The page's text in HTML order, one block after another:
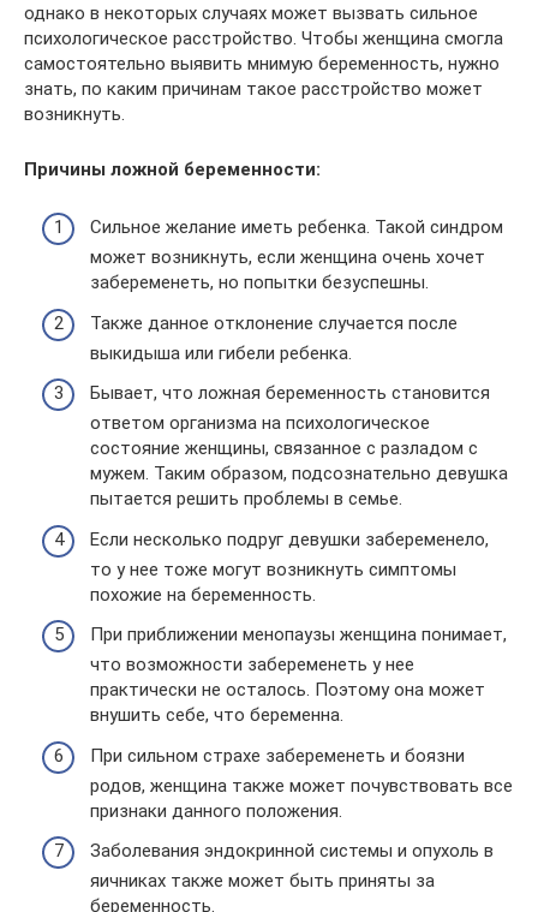
однако в некоторых случаях может вызвать сильное
психологическое расстройство. Чтобы женщина смогла
самостоятельно выявить мнимую беременность, нужно
знать, по каким причинам такое расстройство может
возникнуть.
Причины ложной беременности:
Сильное желание иметь ребенка. Такой синдром
может возникнуть, если женщина очень хочет
забеременеть, но попытки безуспешны.
Также данное отклонение случается после
выкидыша или гибели ребенка.
Бывает, что ложная беременность становится
ответом организма на психологическое
состояние женщины, связанное с разладом с
мужем. Таким образом, подсознательно девушка
пытается решить проблемы в семье.
Если несколько подруг девушки забеременело,
то у нее тоже могут возникнуть симптомы
похожие на беременность.
При приближении менопаузы женщина понимает,
что возможности забеременеть у нее
практически не осталось. Поэтому она может
внушить себе, что беременна.
При сильном страхе забеременеть и боязни
родов, женщина также может почувствовать все
признаки данного положения.
Заболевания эндокринной системы и опухоль в
яичниках также может быть приняты за
беременность.